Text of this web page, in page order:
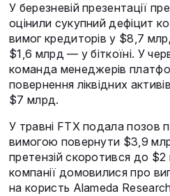
У березневій презентації
оцінили сукупний дефіцит
вимог кредиторів у $8,7
$1,6 млрд — у біткоїні. У
команда менеджерів
повернення ліквідних
$7 млрд.
У травні FTX подала позов
вимогою повернути $3,9
претензій скоротився до
компанії домовилися про
на користь Alameda